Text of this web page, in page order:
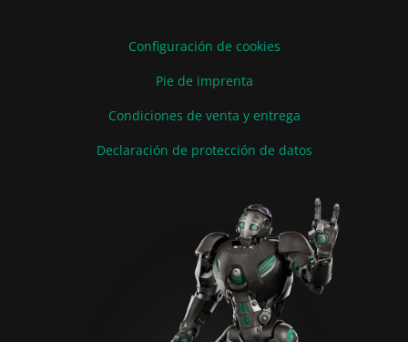
Configuración de cookies
Pie de imprenta
Condiciones de venta y entrega
Declaración de protección de datos